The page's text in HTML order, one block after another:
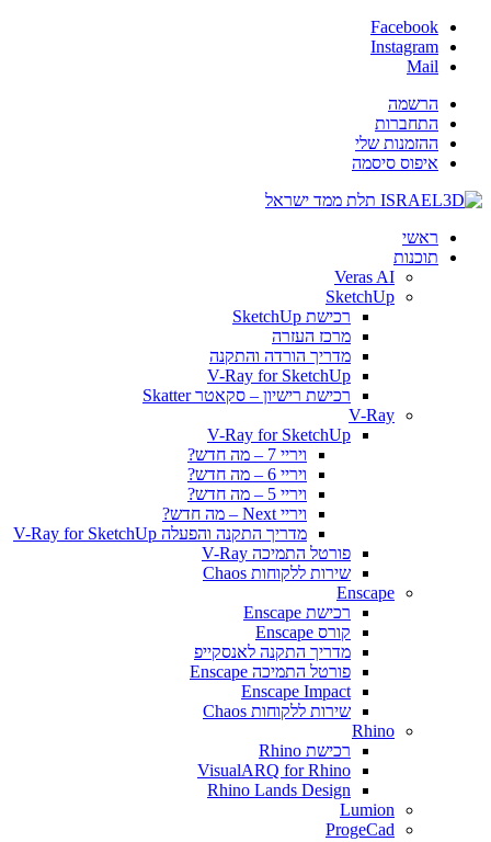
Facebook
Instagram
Mail
הרשמה
התחברות
ההזמנות שלי
איפוס סיסמה
ראשי
תוכנות
Veras AI
SketchUp
רכישת SketchUp
מרכז העזרה
מדריך הורדה והתקנה
V-Ray for SketchUp
רכישת רישיון – סקאטר Skatter
V-Ray
V-Ray for SketchUp
ויריי 7 – מה חדש?
ויריי 6 – מה חדש?
ויריי 5 – מה חדש?
ויריי Next – מה חדש?
מדריך התקנה והפעלה V-Ray for SketchUp
פורטל התמיכה V-Ray
שירות ללקוחות Chaos
Enscape
רכישת Enscape
קורס Enscape
מדריך התקנה לאנסקייפ
פורטל התמיכה Enscape
Enscape Impact
שירות ללקוחות Chaos
Rhino
רכישת Rhino
VisualARQ for Rhino
Rhino Lands Design
Lumion
ProgeCad